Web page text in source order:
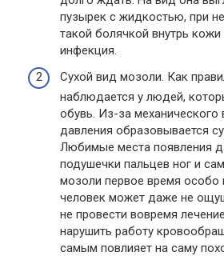
пузырек с жидкостью, при
такой болячкой внутрь
инфекция.
Сухой вид мозоли. Как
наблюдается у людей,
обувь. Из-за механического
давления образовывается
Любимые места появления
подушечки пальцев ног и
мозоли первое время особо
человек может даже не
не провести вовремя
нарушить работу
самым повлияет на саму